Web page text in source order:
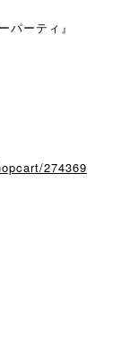
パーティ』
274369